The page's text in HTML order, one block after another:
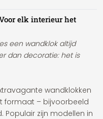
elk interieur het
een wandklok altijd
dan decoratie: het is
wandklokken
formaat – bijvoorbeeld
zijn modellen in